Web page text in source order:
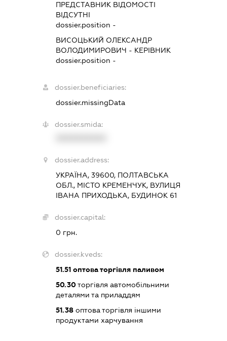
ПРЕДСТАВНИК ВІДОМОСТІ
ВІДСУТНІ
dossier.position -
ВИСОЦЬКИЙ ОЛЕКСАНДР
ВОЛОДИМИРОВИЧ - КЕРІВНИК
dossier.position -
dossier.beneficiaries:
dossier.missingData
dossier.smida:
dossier.address:
УКРАЇНА, 39600, ПОЛТАВСЬКА
ОБЛ., МІСТО КРЕМЕНЧУК, ВУЛИЦЯ
ІВАНА ПРИХОДЬКА, БУДИНОК 61
dossier.capital:
0 грн.
dossier.kveds:
51.51 оптова торгівля паливом
50.30торгівля автомобільними
деталями та приладдям
51.38 оптова торгівля іншими
продуктами харчування